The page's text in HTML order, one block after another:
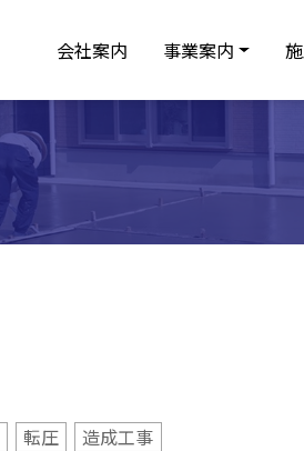
会社案内 事業案内
転圧 造成工事